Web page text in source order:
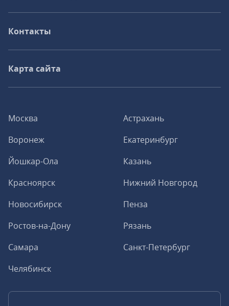
Москва
Астрахань
Воронеж
Екатеринбург
Йошкар-Ола
Казань
Красноярск
Нижний Новгород
Новосибирск
Пенза
Ростов-на-Дону
Рязань
Самара
Санкт-Петербург
Челябинск
Контакты
Карта сайта